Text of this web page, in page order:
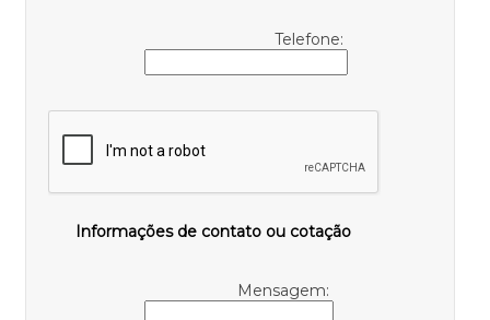
Telefone:
Informações de contato ou cotação
Mensagem: